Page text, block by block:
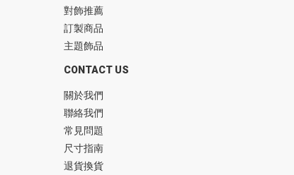
對飾推薦
訂製商品
主題飾品
CONTACT US
關於我們
聯絡我們
常見問題
尺寸指南
退貨換貨